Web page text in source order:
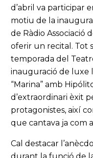
d’abril va participar
motiu de la
de Ràdio Associació
oferir un recital. Tot
temporada del
inauguració de luxe
“Marina” amb
d’extraordinari èxit
protagonistes, així
que cantava ja com
Cal destacar